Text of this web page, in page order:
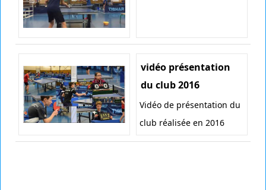
vidéo présentation
du club 2016
Vidéo de présentation du
club réalisée en 2016